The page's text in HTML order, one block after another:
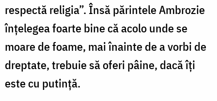
respectă religia”. Însă părintele Ambrozie
înțelegea foarte bine că acolo unde se
moare de foame, mai înainte de a vorbi de
dreptate, trebuie să oferi pâine, dacă îți
este cu putință.